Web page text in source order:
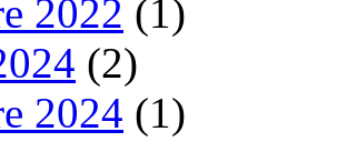
2022 (1)
(2)
2024 (1)